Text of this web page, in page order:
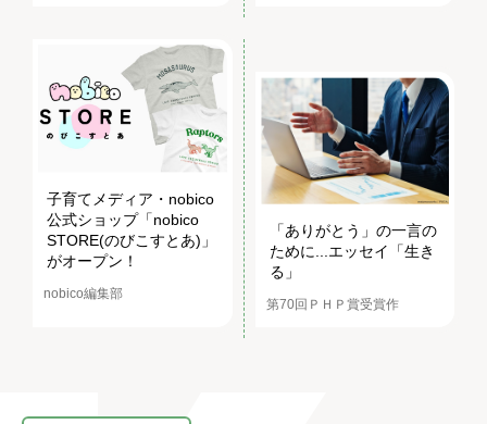
子育てメディア・nobico
公式ショップ「nobico
STORE(のびこすとあ)」
がオープン！
nobico編集部
「ありがとう」の一言の
ために...エッセイ「生き
る」
第70回ＰＨＰ賞受賞作